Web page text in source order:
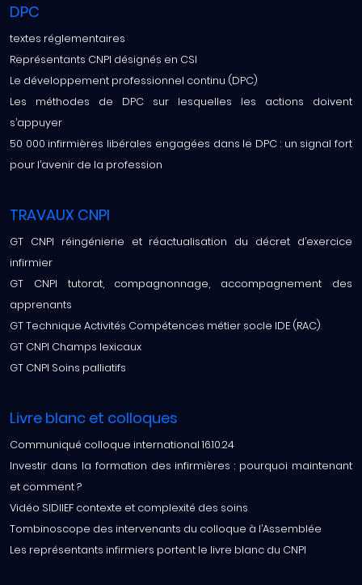
DPC
textes réglementaires
Représentants CNPI désignés en CSI
Le développement professionnel continu (DPC)
Les méthodes de DPC sur lesquelles les actions doivent
s’appuyer
50 000 infirmières libérales engagées dans le DPC : un signal fort
pour l’avenir de la profession
TRAVAUX CNPI
GT CNPI réingénierie et réactualisation du décret d’exercice
infirmier
GT CNPI tutorat, compagnonnage, accompagnement des
apprenants
GT Technique Activités Compétences métier socle IDE (RAC)
GT CNPI Champs lexicaux
GT CNPI Soins palliatifs
Livre blanc et colloques
Communiqué colloque international 16.10.24
Investir dans la formation des infirmières : pourquoi maintenant
et comment ?
Vidéo SIDIIEF contexte et complexité des soins
Tombinoscope des intervenants du colloque à l’Assemblée
Les représentants infirmiers portent le livre blanc du CNPI